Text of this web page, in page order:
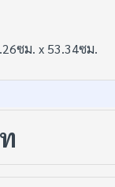
ระของผู้ที่ถูกเลือก
กกล่าวถึงเพียงเพร
ซม. x 53.34ซม.